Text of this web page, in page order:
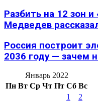
Разбить на 12 зон и
Медведев
Россия построит
2036 году — зачем
Январь 2022
Пн Вт Ср Чт Пт Сб Вс
1
2